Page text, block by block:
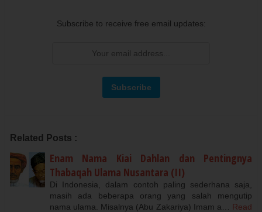
Subscribe to receive free email updates:
Related Posts :
Enam Nama Kiai Dahlan dan Pentingnya
Thabaqah Ulama Nusantara (II)
Di Indonesia, dalam contoh paling sederhana saja,
masih ada beberapa orang yang salah mengutip
nama ulama. Misalnya (Abu Zakariya) Imam a…
Read